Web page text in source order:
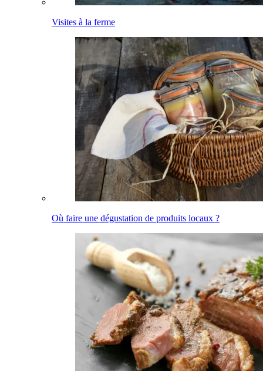
Visites à la ferme
Où faire une dégustation de produits locaux ?